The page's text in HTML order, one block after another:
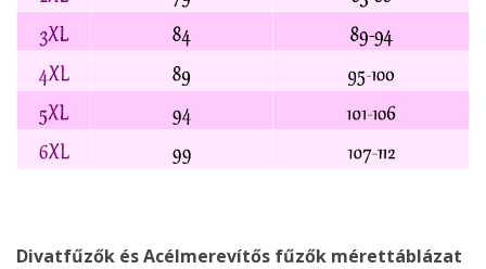
Divatfűzők és Acélmerevítős fűzők mérettáblázat